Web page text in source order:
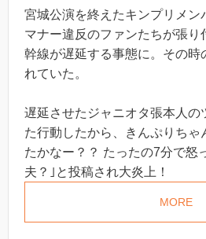
宮城公演を終えたキンプリメン
マナー違反のファンたちが張り
幹線が遅延する事態に。その時
れていた。
遅延させたジャニオタ張本人の
た行動したから、きんぷりちゃ
たかなー？？ たったの7分で怒
夫？｣と投稿され大炎上！
MORE